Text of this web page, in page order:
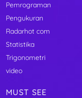
Pemrograman
Pengukuran
Radarhot com
Statistika
Trigonometri
video
MUST SEE